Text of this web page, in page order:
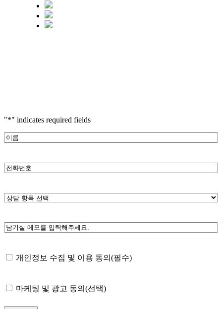
"*" indicates required fields
이
전
호
상
목
*
남
모개
보
개인정보 수집 및 이용 동의(필수)
마 마케팅 및 광고 동의(선택)